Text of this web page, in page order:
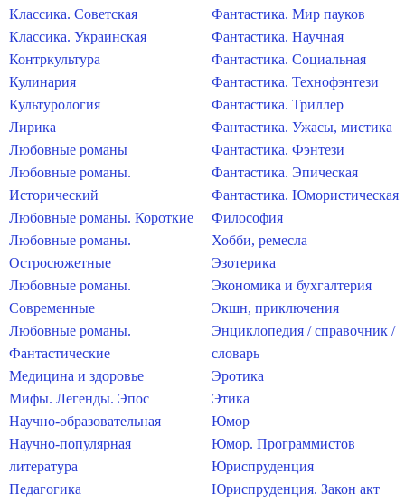
Классика. Советская
Классика. Украинская
Контркультура
Кулинария
Культурология
Лирика
Любовные романы
Любовные романы.
Исторический
Любовные романы. Короткие
Любовные романы.
Остросюжетные
Любовные романы.
Современные
Любовные романы.
Фантастические
Медицина и здоровье
Мифы. Легенды. Эпос
Научно-образовательная
Научно-популярная
литература
Педагогика
Фантастика. Мир пауков
Фантастика. Научная
Фантастика. Социальная
Фантастика. Технофэнтези
Фантастика. Триллер
Фантастика. Ужасы, мистика
Фантастика. Фэнтези
Фантастика. Эпическая
Фантастика. Юмористическая
Философия
Хобби, ремесла
Эзотерика
Экономика и бухгалтерия
Экшн, приключения
Энциклопедия / справочник /
словарь
Эротика
Этика
Юмор
Юмор. Программистов
Юриспруденция
Юриспруденция. Закон акт